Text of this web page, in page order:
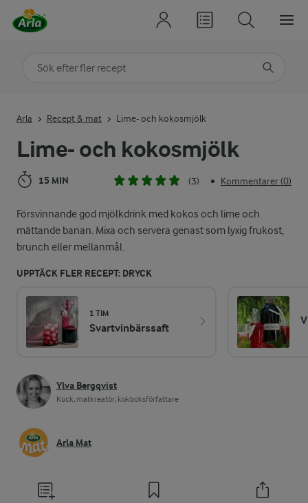
Lime- och kokosmjölk
15 MIN (3) • Kommentarer (0)
Försvinnande god mjölkdrink med kokos och lime och
mättande banan. Mixa och servera genast som lyxig frukost,
brunch eller mellanmål.
UPPTÄCK FLER RECEPT: DRYCK
1 TIM
Svartvinbärssaft
Ylva Bergqvist
Kock, matkreatör, kokboksförfattare
Arla Mat
Arla Recept & mat Lime- och kokosmjölk
Sök på kategori eller ingrediens